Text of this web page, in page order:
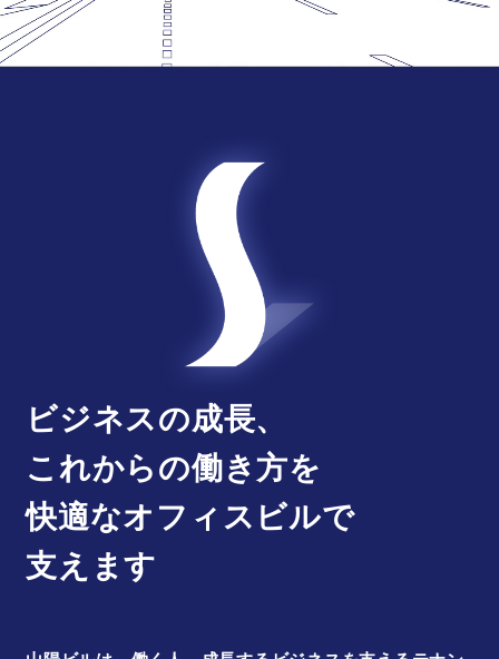
ビジネスの成長、
これからの働き方を
快適なオフィスビルで
支えます